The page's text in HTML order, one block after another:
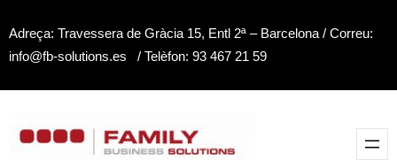
al
contenido
Adreça: Travessera de Gràcia 15, Entl 2ª – Barcelona / Correu:
info@fb-solutions.es / Telèfon: 93 467 21 59